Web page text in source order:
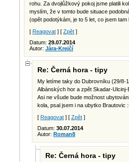
rohu. Za dvojlůžkový pokoj jsme platili
myslím, že v tomto bude situace
(opět podotýkám, je to 5 let, co jsem tam
[ Reagovat ] [ Zpět ]
Datum: 29.07.2014
Autor: Jára-Krejčí
Re: Černá hora - tipy
My letíme taky do Dubrovníku (29/8-
Albánských hor a zpět Skadar-Ulcinj-
Asi ne všude bude možnost
kola, psal jsem i na ubytko Brautovic
[ Reagovat ] [ Zpět ]
Datum: 30.07.2014
Autor: Roman8
Re: Černá hora - tipy